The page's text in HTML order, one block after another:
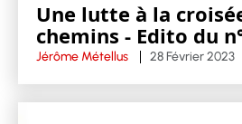
Une lutte à la
chemins - Edito du
Jérôme Métellus 28 Février 2023